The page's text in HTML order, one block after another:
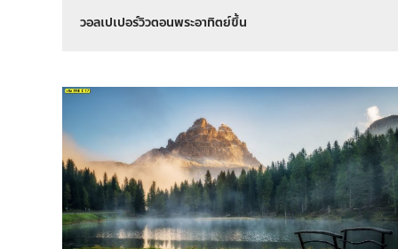
วอลเปเปอร์วิวตอนพระอาทิตย์ขึ้น